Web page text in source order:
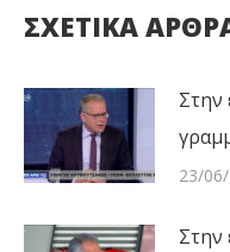
ΣΧΕΤΙΚΑ
Στην
23/
Στην